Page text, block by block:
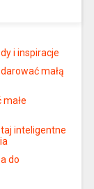
i inspiracje
małą
inteligentne
do